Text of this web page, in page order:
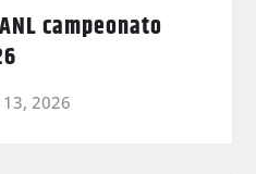
campeonato
13, 2026